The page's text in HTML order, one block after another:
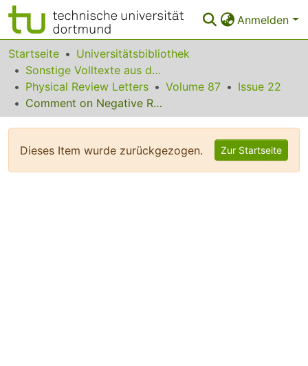
Anmelden
Bereiche & Sammlungen
Das gesamte Repositorium
Statistiken
Startseite
Universitätsbibliothek
Sonstige Volltexte aus dem Bibliotheksangebot
Physical Review Letters
Volume 87
Issue 22
Comment on Negative Refraction Makes a Perfect Lens
Dieses Item wurde zurückgezogen. Zur Startseite